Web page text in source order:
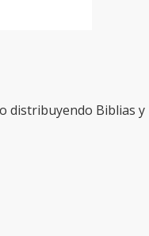
distribuyendo Biblias y